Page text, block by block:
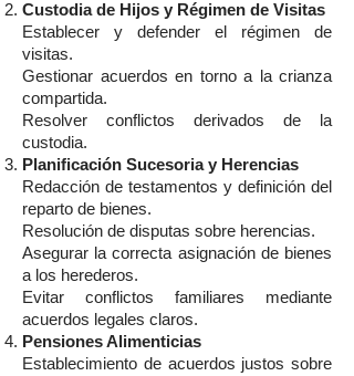
Custodia de Hijos y Régimen de Visitas
Establecer y defender el régimen de
visitas.
Gestionar acuerdos en torno a la crianza
compartida.
Resolver conflictos derivados de la
custodia.
Planificación Sucesoria y Herencias
Redacción de testamentos y definición del
reparto de bienes.
Resolución de disputas sobre herencias.
Asegurar la correcta asignación de bienes
a los herederos.
Evitar conflictos familiares mediante
acuerdos legales claros.
Pensiones Alimenticias
Establecimiento de acuerdos justos sobre